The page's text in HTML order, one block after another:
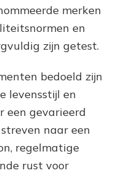
merken
en
zijn getest.
bedoeld zijn
levensstijl en
een gevarieerd
naar een
regelmatige
rust voor